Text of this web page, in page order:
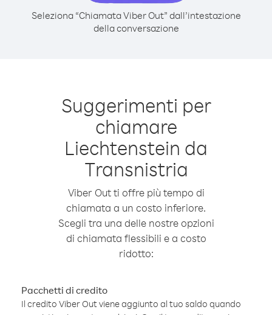
Seleziona “Chiamata Viber Out” dall’intestazione
della conversazione
Suggerimenti per
chiamare
Liechtenstein da
Transnistria
Viber Out ti offre più tempo di
chiamata a un costo inferiore.
Scegli tra una delle nostre opzioni
di chiamata flessibili e a costo
ridotto:
Pacchetti di credito
Il credito Viber Out viene aggiunto al tuo saldo quando